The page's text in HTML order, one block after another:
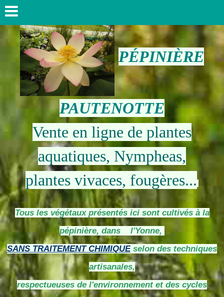
PÉPINIÈRE
PAUTENOTTE
Vente en ligne de plantes
aquatiques, Nympheas,
plantes vivaces, fougères...
Tous les végétaux présentés ici sont cultivés à la
pépinière, dans l'Yonne,
SANS TRAITEMENT CHIMIQUE selon des techniques
artisanales,
respectueuses de l'environnement et des cycles